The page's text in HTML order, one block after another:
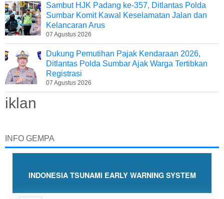
Sambut HJK Padang ke-357, Ditlantas Polda
Sumbar Komit Kawal Keselamatan Jalan dan
Kelancaran Arus
07 Agustus 2026
Dukung Pemutihan Pajak Kendaraan 2026,
Ditlantas Polda Sumbar Ajak Warga Tertibkan
Registrasi
07 Agustus 2026
iklan
INFO GEMPA